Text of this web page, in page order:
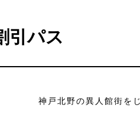
引パス
神戸北野の異人館街を